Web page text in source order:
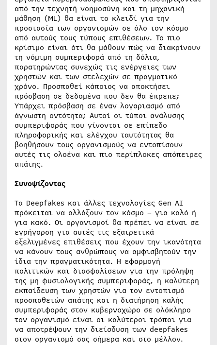
από την τεχνητή νοημοσύνη και τη μηχανική
μάθηση (ML) θα είναι το κλειδί για την
προστασία των οργανισμών σε όλο τον κόσμο
από αυτούς τους τύπους επιθέσεων. Το πιο
κρίσιμο είναι ότι θα μάθουν πώς να διακρίνουν
τη νόμιμη συμπεριφορά από τη δόλια,
παρατηρώντας συνεχώς τις ενέργειες των
χρηστών και των στελεχών σε πραγματικό
χρόνο. Προσπαθεί κάποιος να αποκτήσει
πρόσβαση σε δεδομένα που δεν θα έπρεπε;
Υπάρχει πρόσβαση σε έναν λογαριασμό από
άγνωστη οντότητα; Αυτοί οι τύποι ανάλυσης
συμπεριφοράς που γίνονται σε επίπεδο
πληροφορικής και ελέγχου ταυτότητας θα
βοηθήσουν τους οργανισμούς να εντοπίσουν
αυτές τις ολοένα και πιο περίπλοκες απόπειρες
απάτης.
Συνοψίζοντας
Τα Deepfakes και άλλες τεχνολογίες Gen AI
πρόκειται να αλλάξουν τον κόσμο – για καλό ή
για κακό. Οι οργανισμοί θα πρέπει να είναι σε
εγρήγορση για αυτές τις εξαιρετικά
εξελιγμένες επιθέσεις που έχουν την ικανότητα
να κάνουν τους ανθρώπους να αμφισβητούν την
ίδια την πραγματικότητα. Η εφαρμογή
πολιτικών και διασφαλίσεων για την πρόληψη
της μη φυσιολογικής συμπεριφοράς, η καλύτερη
εκπαίδευση των χρηστών για τον εντοπισμό
προσπαθειών απάτης και η διατήρηση καλής
συμπεριφοράς στον κυβερνοχώρο σε ολόκληρο
τον οργανισμό είναι οι καλύτεροι τρόποι για
να αποτρέψουν την διείσδυση των deepfakes
στον οργανισμό σας σήμερα και στο μέλλον.